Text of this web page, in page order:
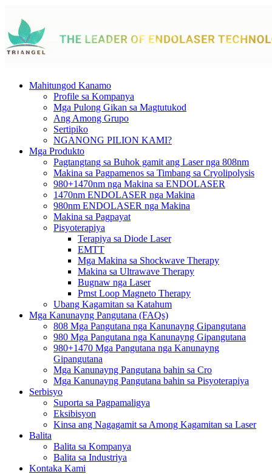
Mahitungod Kanamo
Profile sa Kompanya
Mga Pulong Gikan sa Magtutukod
Ang Among Grupo
Sertipiko
NGANONG PILION KAMI?
Mga Produkto
Pagtangtang sa Buhok gamit ang Laser nga 808nm
Makina sa Pagpamenos sa Timbang sa Cryolipolysis
980+1470nm nga Makina sa ENDOLASER
1470nm ENDOLASER nga Makina
980nm ENDOLASER nga Makina
Makina sa Pagpayat
Pisyoterapiya
Terapiya sa Diode Laser
EMTT
Mga Makina sa Shockwave Therapy
Makina sa Ultrawave Therapy
Bugnaw nga Laser
Pmst Loop Magneto Therapy
Ubang Kagamitan sa Katahum
Mga Kanunayng Pangutana (FAQs)
808 Mga Pangutana nga Kanunayng Gipangutana
980 Mga Pangutana nga Kanunayng Gipangutana
980+1470 Mga Pangutana nga Kanunayng
Gipangutana
Mga Kanunayng Pangutana bahin sa Cro
Mga Kanunayng Pangutana bahin sa Pisyoterapiya
Serbisyo
Suporta sa Pagpamaligya
Eksibisyon
Kinsa ang Nagagamit sa Among Kagamitan sa Laser
Balita
Balita sa Kompanya
Balita sa Industriya
Kontaka Kami